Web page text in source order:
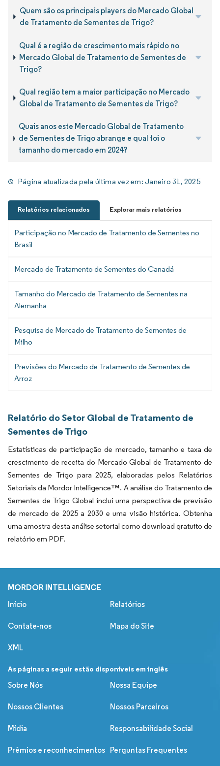
Quem são os principais players do Mercado Global
de Tratamento de Sementes de Trigo?
Qual é a região de crescimento mais rápido no
Mercado Global de Tratamento de Sementes de
Trigo?
Qual região tem a maior participação no Mercado
Global de Tratamento de Sementes de Trigo?
Quais anos este Mercado Global de Tratamento
de Sementes de Trigo abrange e qual foi o
tamanho do mercado em 2024?
Página atualizada pela última vez em:Janeiro 31, 2025
Relatórios relacionados Explorar mais relatórios
Participação no Mercado de Tratamento de Sementes no
Brasil
Mercado de Tratamento de Sementes do Canadá
Tamanho do Mercado de Tratamento de Sementes na
Alemanha
Pesquisa de Mercado de Tratamento de Sementes de
Milho
Previsões do Mercado de Tratamento de Sementes de
Arroz
Relatório do Setor Global de Tratamento de
Sementes de Trigo
Estatísticas de participação de mercado, tamanho e taxa de
crescimento de receita do Mercado Global de Tratamento de
Sementes de Trigo para 2025, elaboradas pelos Relatórios
Setoriais da Mordor Intelligence™. A análise do Tratamento de
Sementes de Trigo Global inclui uma perspectiva de previsão
de mercado de 2025 a 2030 e uma visão histórica. Obtenha
uma amostra desta análise setorial como download gratuito de
relatório em PDF.
MORDOR INTELLIGENCE
Início Relatórios
Contate-nos Mapa do Site
XML
As páginas a seguir estão disponíveis em inglês
Sobre Nós
Nossa Equipe
Nossos Clientes Nossos Parceiros
Mídia Responsabilidade Social
Prêmios e reconhecimentos Perguntas Frequentes